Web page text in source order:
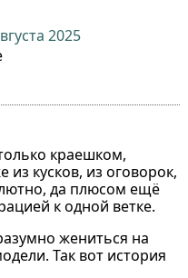
2025
краешком,
кусков, из оговорок,
да плюсом ещё
к одной ветке.
жениться на
Так вот история